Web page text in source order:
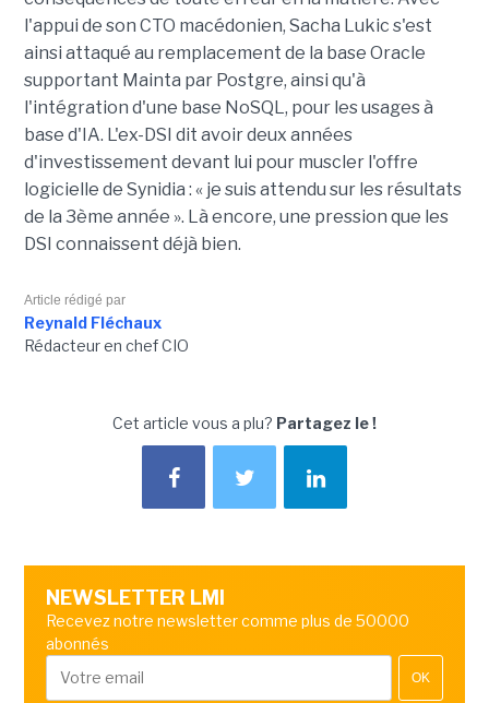
l'appui de son CTO macédonien, Sacha Lukic s'est
ainsi attaqué au remplacement de la base Oracle
supportant Mainta par Postgre, ainsi qu'à
l'intégration d'une base NoSQL, pour les usages à
base d'IA. L'ex-DSI dit avoir deux années
d'investissement devant lui pour muscler l'offre
logicielle de Synidia : « je suis attendu sur les résultats
de la 3ème année ». Là encore, une pression que les
DSI connaissent déjà bien.
Article rédigé par
Reynald Fléchaux
Rédacteur en chef CIO
Cet article vous a plu? Partagez le !
NEWSLETTER LMI
Recevez notre newsletter comme plus de 50000
abonnés
OK